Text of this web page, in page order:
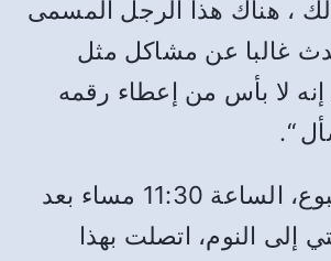
، هناك هذا الرجل المسمى
غالبا عن مشاكل مثل
إنه لا بأس من إعطاء رقمه
“.
الساعة
مساء بعد
إلى النوم، اتصلت بهذا